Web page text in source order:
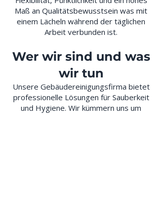
Maß an Qualitätsbewusstsein was mit
einem Lächeln während der täglichen
Arbeit verbunden ist.
Wer wir sind und was
wir tun
Unsere Gebäudereinigungsfirma bietet
professionelle Lösungen für Sauberkeit
und Hygiene. Wir kümmern uns um